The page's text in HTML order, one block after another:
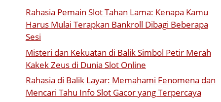
Rahasia Pemain Slot Tahan Lama: Kenapa Kamu
Harus Mulai Terapkan Bankroll Dibagi Beberapa
Sesi
Misteri dan Kekuatan di Balik Simbol Petir Merah
Kakek Zeus di Dunia Slot Online
Rahasia di Balik Layar: Memahami Fenomena dan
Mencari Tahu Info Slot Gacor yang Terpercaya